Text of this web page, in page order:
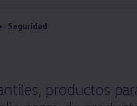
Seguridad
productos